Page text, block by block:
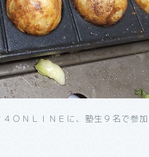
ＯＮＬＩＮＥに、塾生９名で参